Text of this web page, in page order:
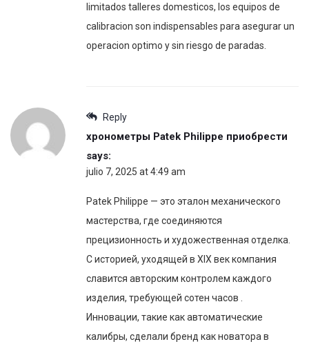
limitados talleres domesticos, los equipos de
calibracion son indispensables para asegurar un
operacion optimo y sin riesgo de paradas.
Reply
хронометры Patek Philippe приобрести
says:
julio 7, 2025 at 4:49 am
Patek Philippe — это эталон механического
мастерства, где соединяются
прецизионность и художественная отделка.
С историей, уходящей в XIX век компания
славится авторским контролем каждого
изделия, требующей сотен часов .
Инновации, такие как автоматические
калибры, сделали бренд как новатора в